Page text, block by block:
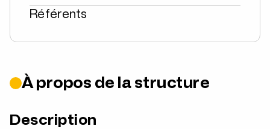
Référents
À propos de la structure
Description